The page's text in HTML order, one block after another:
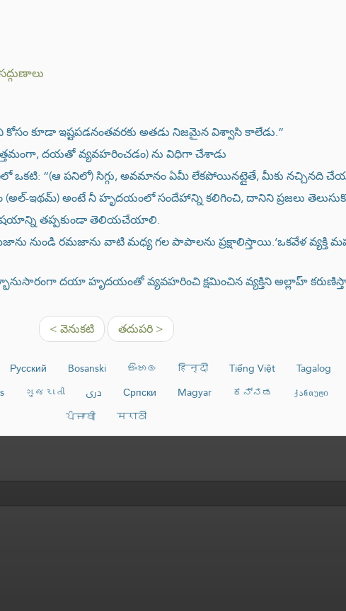
కూడా ఇష్టపడనంతవరకు అతడు నిజమైన విశ్వాసి కాలేడు.”
దయతో వ్యవహరించడం) ను విధిగా చేశాడు
ఒకటి: “(ఆ పనిలో) సిగ్గు, అవమానం ఏమీ లేకపోయినట్లైతే, మీకు నచ్చినది
(అల్-ఇథమ్) అంటే నీ హృదయంలో సందేహాన్ని కలిగించి, దానిని ప్రజలు
ఆ విషయాన్ని తప్పకుండా తెలియచేయాలి.
నుండి రమజాను వాటి మధ్య గల పాపాలను ప్రక్షాలిస్తాయి.‘ఒకవేళ వ్యక్తి
దయా హృదయంతో వ్యవహరించి క్షమించిన వ్యక్తిని అల్లాహ్
< వెనుకటి తదుపరి >
Русский Bosanski සිංහල हिन्दी Tiếng Việt Tagalog
ગુજરાતી دری Српски Magyar ಕನ್ನಡ ქართული
ਪੰਜਾਬੀ
मराठी